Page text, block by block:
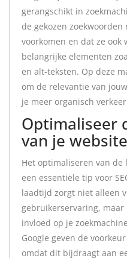
gerangschikt in
de gekozen
voorkomen en dat ze ook
belangrijke elementen
en alt-teksten. Op deze
om de relevantie van
je meer organisch
Optimaliseer
van je
Het optimaliseren van de
een essentiële tip voor
laadtijd zorgt niet alleen
gebruikerservaring, maar
invloed op je
Google geven de
omdat dit bijdraagt aan